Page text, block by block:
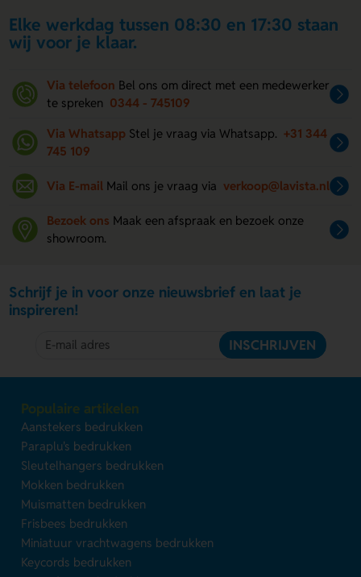
Elke werkdag tussen 08:30 en 17:30 staan
wij voor je klaar.
Via telefoon Bel ons om direct met een medewerker
te spreken 0344 - 745109
Via Whatsapp Stel je vraag via Whatsapp. +31 344
745 109
Via E-mail Mail ons je vraag via verkoop@lavista.nl
Bezoek ons Maak een afspraak en bezoek onze
showroom.
Schrijf je in voor onze nieuwsbrief en laat je
inspireren!
INSCHRIJVEN
Populaire artikelen
Aanstekers bedrukken
Paraplu's bedrukken
Sleutelhangers bedrukken
Mokken bedrukken
Muismatten bedrukken
Frisbees bedrukken
Miniatuur vrachtwagens bedrukken
Keycords bedrukken